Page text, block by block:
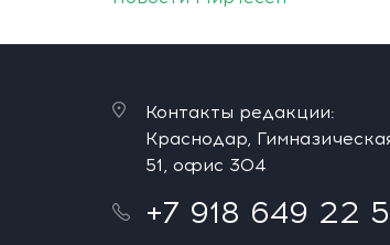
Контакты редакции:
Краснодар,
51, офис 304
+7 918 649 22